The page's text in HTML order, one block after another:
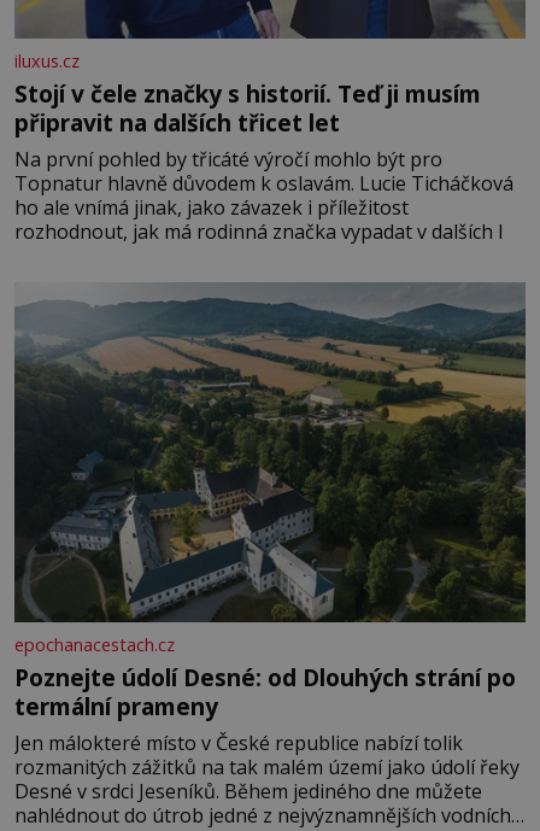
iluxus.cz
Stojí v čele značky s historií. Teď ji musím
připravit na dalších třicet let
Na první pohled by třicáté výročí mohlo být pro
Topnatur hlavně důvodem k oslavám. Lucie Ticháčková
ho ale vnímá jinak, jako závazek i příležitost
rozhodnout, jak má rodinná značka vypadat v dalších l
epochanacestach.cz
Poznejte údolí Desné: od Dlouhých strání po
termální prameny
Jen málokteré místo v České republice nabízí tolik
rozmanitých zážitků na tak malém území jako údolí řeky
Desné v srdci Jeseníků. Během jediného dne můžete
nahlédnout do útrob jedné z nejvýznamnějších vodních